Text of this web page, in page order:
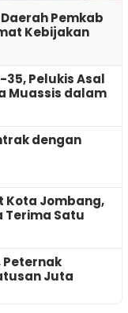
Pemkab
Kebijakan
Pelukis Asal
Muassis dalam
dengan
Kota Jombang,
Terima Satu
Peternak
Juta